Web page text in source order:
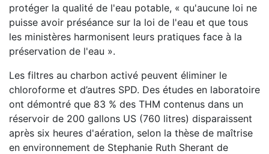
protéger la qualité de l'eau potable, « qu'aucune loi ne
puisse avoir préséance sur la loi de l'eau et que tous
les ministères harmonisent leurs pratiques face à la
préservation de l'eau ».
Les filtres au charbon activé peuvent éliminer le
chloroforme et d’autres SPD. Des études en laboratoire
ont démontré que 83 % des THM contenus dans un
réservoir de 200 gallons US (760 litres) disparaissent
après six heures d'aération, selon la thèse de maîtrise
en environnement de Stephanie Ruth Sherant de